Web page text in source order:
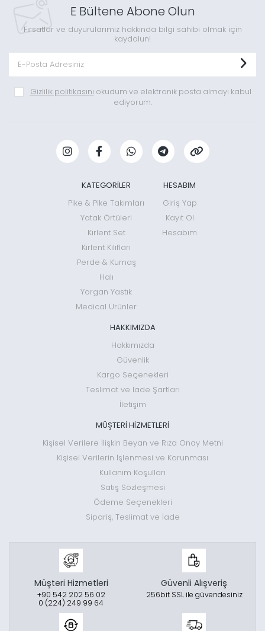
E Bültene Abone Olun
Fırsatlar ve duyurularımız hakkında bilgi sahibi olmak için
kaydolun!
Gizlilik politikasını okudum ve elektronik posta almayı kabul
ediyorum.
KATEGORİLER
Pike & Pike Takımları
Yatak Örtüleri
Kırlent Set
Kırlent Kılıfları
Perde & Kumaş
Halı
Yorgan Yastık
Medical Ürünler
HESABIM
Giriş Yap
Kayıt Ol
Hesabım
HAKKIMIZDA
Hakkımızda
Güvenlik
Kargo Seçenekleri
Teslimat ve İade Şartları
İletişim
MÜŞTERİ HİZMETLERİ
Kişisel Verilere İlişkin Beyan ve Rıza Onay Metni
Kişisel Verilerin İşlenmesi ve Korunması
Kullanım Koşulları
Satış Sözleşmesi
Ödeme Seçenekleri
Sipariş, Teslimat ve İade
Müşteri Hizmetleri
+90 542 202 56 02
0 (224) 249 99 64
Güvenli Alışveriş
256bit SSL ile güvendesiniz